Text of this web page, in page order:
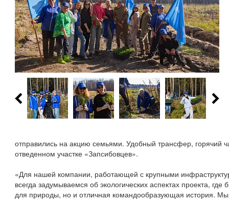
отправились на акцию семьями. Удобный трансфер,
отведенном участке «Запсибовцев».
«Для нашей компании, работающей с крупными
всегда задумываемся об экологических аспектах проекта,
для природы, но и отличная командообразующая история.